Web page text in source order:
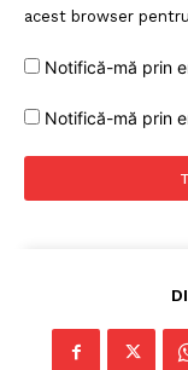
acest browser
Notifică-mă prin
Notifică-mă prin